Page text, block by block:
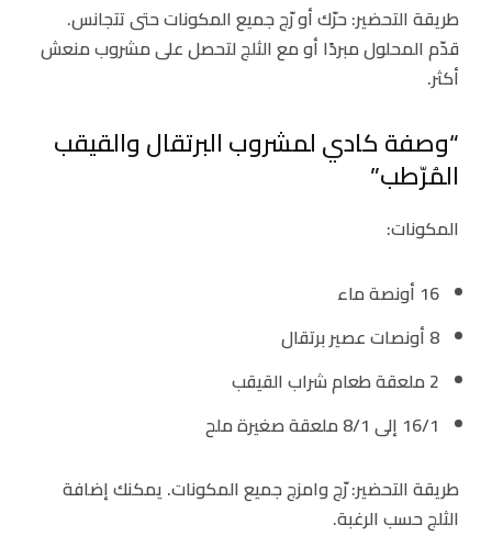
طريقة التحضير: حرّك أو رّج جميع المكونات حتى تتجانس.
قدّم المحلول مبردًا أو مع الثلج لتحصل على مشروب منعش
أكثر.
“وصفة كادي لمشروب البرتقال والقيقب
المُرّطب”
المكونات:
16 أونصة ماء
8 أونصات عصير برتقال
2 ملعقة طعام شراب القيقب
16/1 إلى 8/1 ملعقة صغيرة ملح
طريقة التحضير: رّج وامزج جميع المكونات. يمكنك إضافة
الثلج حسب الرغبة.